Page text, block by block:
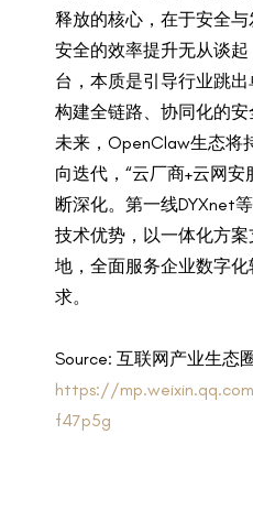
释放的核心，在于安全
安全的效率提升无从谈
台，本质是引导行业跳出
构建全链路、协同化的安
未来，OpenClaw生态将
向迭代，“云厂商+云网
断深化。第一线DYXnet
技术优势，以一体化方
地，全面服务企业数字
求。
Source: 互联网产业生态
https://
f47p5g